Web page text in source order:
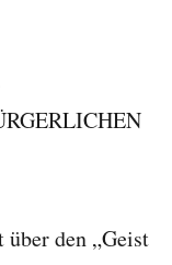
den „Geist